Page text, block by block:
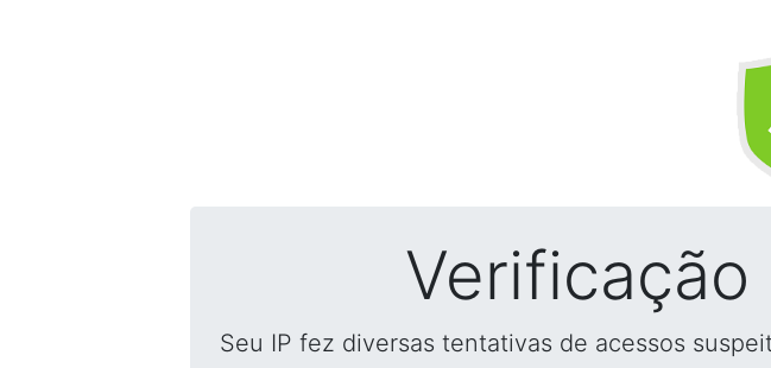
Seu IP fez diversas tentativas de acessos